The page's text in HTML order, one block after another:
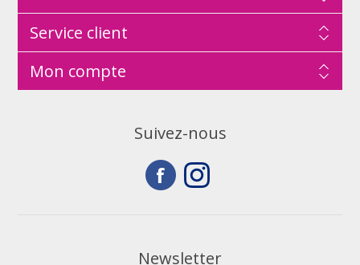
Service client
Mon compte
Suivez-nous
Newsletter